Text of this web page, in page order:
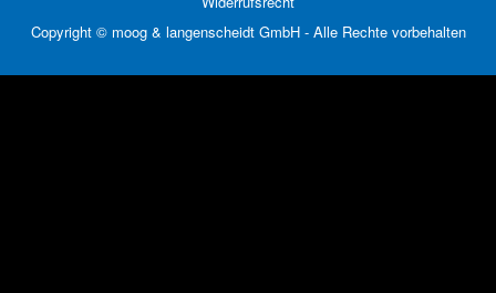
Copyright © moog & langenscheidt GmbH - Alle Rechte vorbehalten